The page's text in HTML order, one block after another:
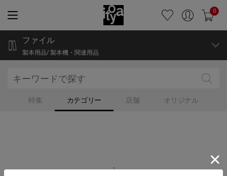
0
特集 カテゴリー 店舗 オリジナル
ファイル
製本用品/ 製本機・関連用品
1